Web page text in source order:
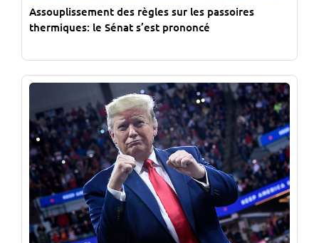
Assouplissement des règles sur les passoires
thermiques: le Sénat s’est prononcé